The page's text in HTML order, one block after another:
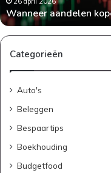
Geld besparen als
Categorieën
Auto's
Beleggen
Bespaartips
Boekhouding
Budgetfood